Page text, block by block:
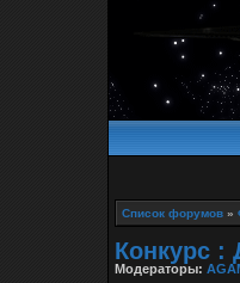
Список форумов »
Конкурс :
Модераторы: